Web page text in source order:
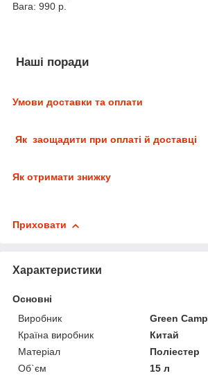
Вага: 990 р.
Наші поради
Умови доставки та оплати
Як заощадити при оплаті й доставці
Як отримати знижку
Приховати
Характеристики
Основні
Виробник
Green Camp
Країна виробник
Китай
Матеріал
Поліестер
Об`єм
15 л